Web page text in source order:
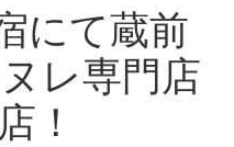
にて蔵前
レ専門店
！